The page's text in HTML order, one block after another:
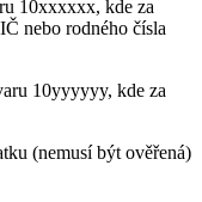
10xxxxxx, kde za
nebo rodného čísla
10yyyyyy, kde za
(nemusí být ověřená)